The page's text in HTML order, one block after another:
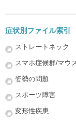
症状別ファイル索引
ストレートネック
スマホ症候群/マウ
姿勢の問題
スポーツ障害
変形性疾患